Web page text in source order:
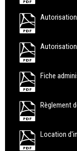
Autorisation
Autorisation
Fiche
Règlement
Location